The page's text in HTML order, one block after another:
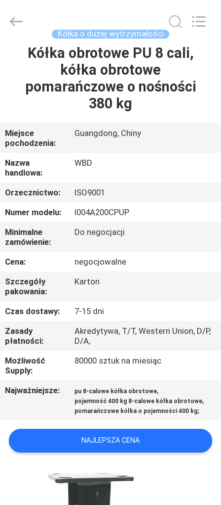
DOM
PRODUKTY
O
NAS
WYCIECZKA
PO
FABRYCE
KONTROLA
JAKOŚCI
SKONTAKTUJ
SIĘ
Z
NAMI
POPROSIĆ
WYCENĘ
SITEMAP
PRIVACY
Metal
Kółka o dużej wytrzymałości
Kółka obrotowe PU 8 cali,
kółka obrotowe
pomarańczowe o nośności
380 kg
Miejsce
pochodzenia:
Guangdong, Chiny
Nazwa
handlowa:
WBD
Orzecznictwo:
ISO9001
Numer modelu:
I004A200CPUP
Minimalne
zamówienie:
Do negocjacji
Cena:
negocjowalne
Szczegóły
pakowania:
Karton
Czas dostawy:
7-15 dni
Zasady
płatności:
Akredytywa, T/T, Western Union, D/P,
D/A,
Możliwość
Supply:
80000 sztuk na miesiąc
Najważniejsze: pu 8-calowe kółka obrotowe,
pojemność 400 kg 8-calowe kółka obrotowe,
pomarańczowe kółka o pojemności 400 kg;
NAJLEPSZA CENA